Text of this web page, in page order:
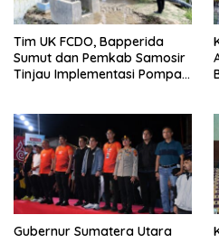
Tim UK FCDO, Bapperida
Sumut dan Pemkab Samosir
Tinjau Implementasi Pompa
Gubernur Sumatera Utara